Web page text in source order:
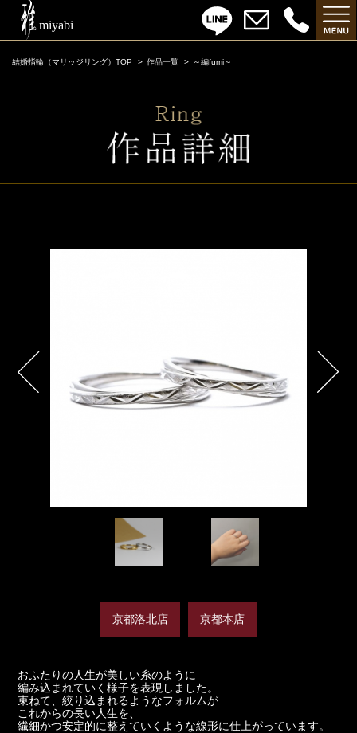
結婚指輪（マリッジリング）TOP 作品一覧 ～編fumi～
京都洛北店 京都本店
おふたりの人生が美しい糸のように
編み込まれていく様子を表現しました。
束ねて、絞り込まれるようなフォルムが
これからの長い人生を、
繊細かつ安定的に整えていくような線形に仕上がっています。